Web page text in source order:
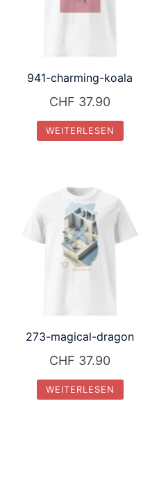
941-charming-koala
CHF 37.90
WEITERLESEN
273-magical-dragon
CHF 37.90
WEITERLESEN